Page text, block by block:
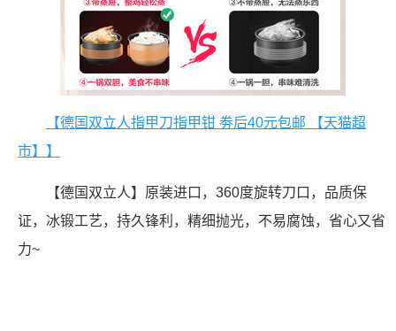
【德国双立人指甲刀指甲钳 劵后40元包邮 【天猫超
市】】
【德国双立人】原装进口，360度旋转刀口，品质保
证，冰锻工艺，持久锋利，精细抛光，不易腐蚀，省心又省
力~